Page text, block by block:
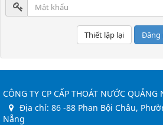
Đăng
CÔNG TY CP CẤP THOÁT NƯỚC QUẢNG
Địa chỉ: 86 -88 Phan Bội Châu,
Nẵng